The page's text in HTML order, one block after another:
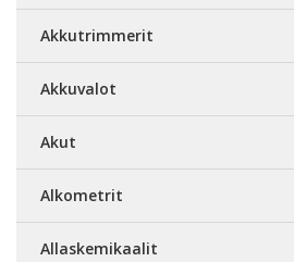
Akkutrimmerit
Akkuvalot
Akut
Alkometrit
Allaskemikaalit